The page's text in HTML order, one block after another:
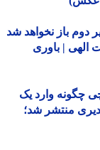
باز نخواهد شد
| باوری
وارد یک
منتشر شد؛